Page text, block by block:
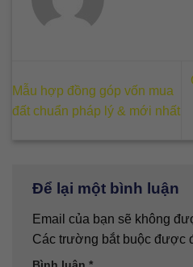
Mẫu hợp đồng góp vốn mua
đất chuẩn pháp lý & mới nhất
Để lại một bình luận
Email của bạn sẽ không
Các trường bắt buộc được